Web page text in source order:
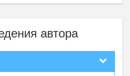
автора